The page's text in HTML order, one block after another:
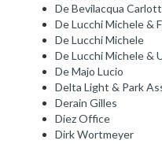
De Bevilacqua
De Lucchi Michele &
De Lucchi Michele
De Lucchi Michele &
De Majo Lucio
Delta Light & Park
Derain Gilles
Diez Office
Dirk Wortmeyer